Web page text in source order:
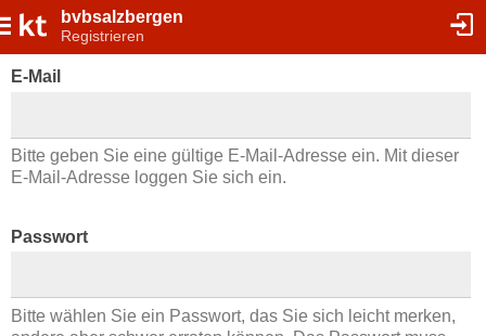
bvbsalzbergen
Registrieren
E-Mail
Bitte geben Sie eine gültige E-Mail-Adresse ein. Mit dieser
E-Mail-Adresse loggen Sie sich ein.
Passwort
Bitte wählen Sie ein Passwort, das Sie sich leicht merken,